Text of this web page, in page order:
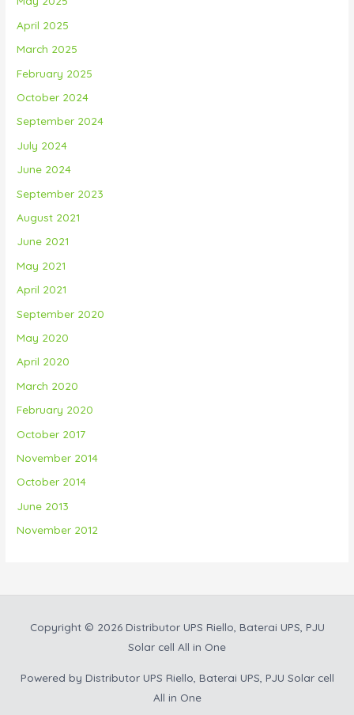
April 2025
March 2025
February 2025
October 2024
September 2024
July 2024
June 2024
September 2023
August 2021
June 2021
May 2021
April 2021
September 2020
May 2020
April 2020
March 2020
February 2020
October 2017
November 2014
October 2014
June 2013
November 2012
Copyright © 2026 Distributor UPS Riello, Baterai UPS, PJU
Solar cell All in One
Powered by Distributor UPS Riello, Baterai UPS, PJU Solar cell
All in One